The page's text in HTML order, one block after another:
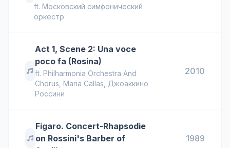
ft.Московский симфонический
оркестр
Act 1, Scene 2: Una voce
poco fa (Rosina)
ft. Philharmonia Orchestra And
Chorus Maria Callas Джоаккино
Россини
2010
Figaro. Concert-Rhapsodie
on Rossini's Barber of
1989